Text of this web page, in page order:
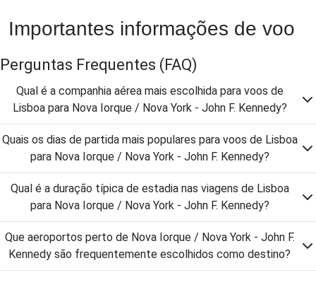
Importantes informações de voo
Perguntas Frequentes (FAQ)
Qual é a companhia aérea mais escolhida para voos de
Lisboa para Nova Iorque / Nova York - John F. Kennedy?
Quais os dias de partida mais populares para voos de Lisboa
para Nova Iorque / Nova York - John F. Kennedy?
Qual é a duração típica de estadia nas viagens de Lisboa
para Nova Iorque / Nova York - John F. Kennedy?
Que aeroportos perto de Nova Iorque / Nova York - John F.
Kennedy são frequentemente escolhidos como destino?